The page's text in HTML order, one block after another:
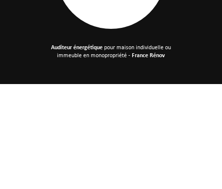
Auditeur énergétiquepour maison individuelleou
immeuble en monopropriété -France Rénov